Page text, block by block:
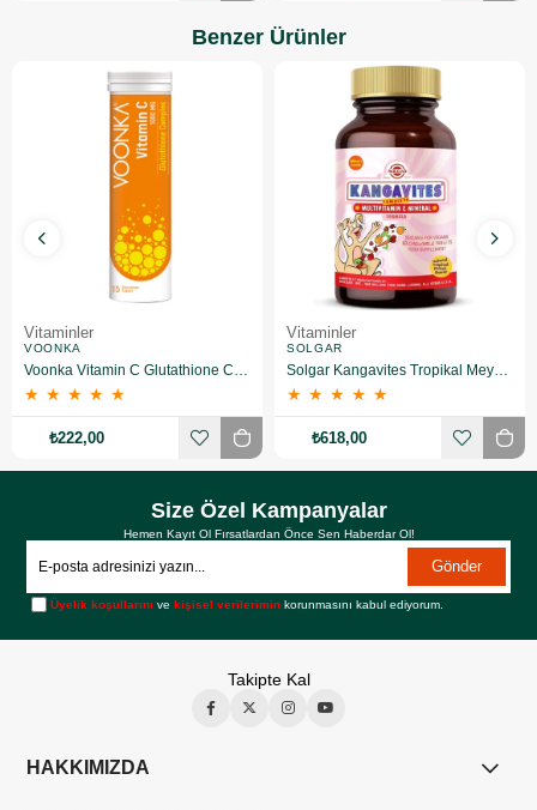
Benzer Ürünler
Vitaminler
VOONKA
★ ★ ★ ★ ★
₺222,00
Vitaminler
SOLGAR
★ ★ ★ ★ ★
₺618,00
Size Özel Kampanyalar
Hemen Kayıt Ol Fırsatlardan Önce Sen Haberdar Ol!
Gönder
Üyelik koşullarını vekişisel verilerimin korunmasını kabul ediyorum.
Takipte Kal
HAKKIMIZDA